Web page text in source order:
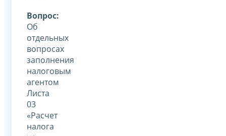
Вопрос:
Об
отдельных
вопросах
заполнения
налоговым
агентом
Листа
03
«Расчет
налога